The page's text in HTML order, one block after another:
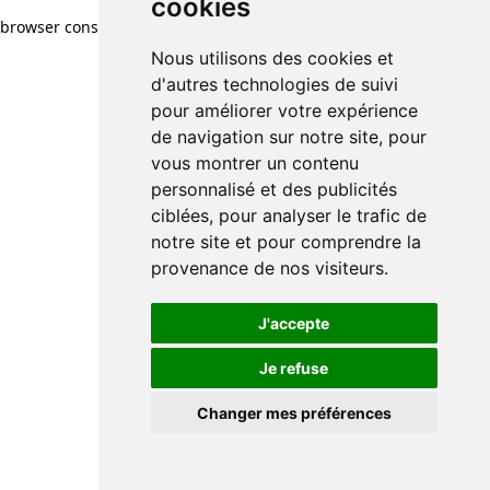
cookies
Nous utilisons des cookies et
d'autres technologies de suivi
pour améliorer votre expérience
de navigation sur notre site, pour
vous montrer un contenu
personnalisé et des publicités
ciblées, pour analyser le trafic de
notre site et pour comprendre la
provenance de nos visiteurs.
J'accepte
Je refuse
Changer mes préférences
browser console for more information)